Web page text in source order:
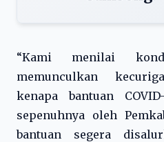
“Kami menilai
memunculkan
kenapa bantuan
sepenuhnya oleh
bantuan segera